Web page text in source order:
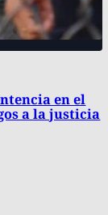
en el
a la justicia